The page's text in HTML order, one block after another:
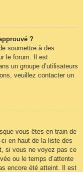
?
soumettre à des
le forum. Il est
un groupe d’utilisateurs
veuillez contacter un
vous êtes en train de
en haut de la liste des
si vous ne voyez pas ce
ou le temps d’attente
encore été atteint. Il est